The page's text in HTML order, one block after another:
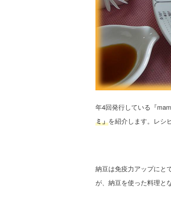
年4回発行している『
ミ」を紹介します。レシ
納豆は免疫力アップにと
が、納豆を使った料理と